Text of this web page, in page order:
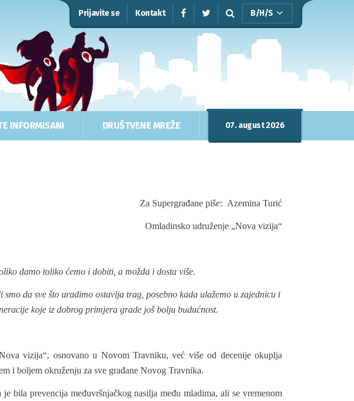
Prijavite se Kontakt B/H/S
INFORMISANI DRUŠTVENE MREŽE 07. august 2026
Za Supergrađane piše: Azemina Turić
Omladinsko udruženje „Nova vizija“
damo toliko ćemo i dobiti, a možda i dosta više.
smo da sve što uradimo ostavlja trag, posebno kada ulažemo u zajednicu i
koje iz dobrog primjera grade još bolju budućnost.
vizija“, osnovano u Novom Travniku, već više od decenije okuplja
i boljem okruženju za sve građane Novog Travnika.
bila prevencija međuvršnjačkog nasilja među mladima, ali se vremenom